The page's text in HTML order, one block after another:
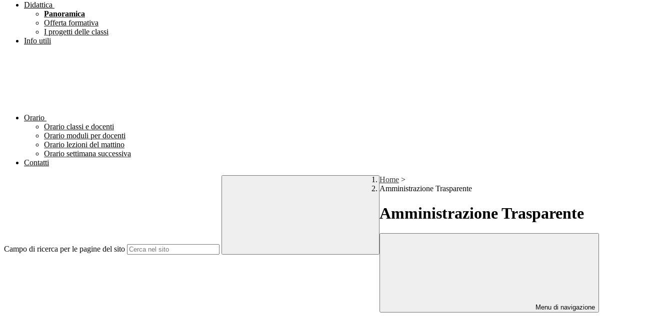
Didattica
Panoramica
Offerta formativa
I progetti delle classi
Info utili
Orario
Orario classi e docenti
Orario moduli per docenti
Orario lezioni del mattino
Orario settimana successiva
Contatti
Campo di ricerca per le pagine del sito
Home >
Amministrazione Trasparente
Amministrazione Trasparente
Menu di navigazione